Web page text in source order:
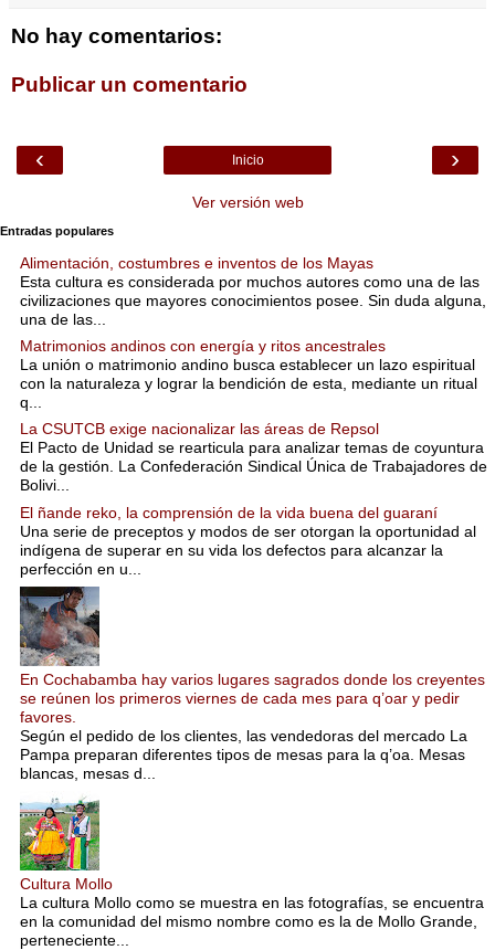
No hay comentarios:
Publicar un comentario
‹ ›
Inicio
Ver versión web
Entradas populares
Alimentación, costumbres e inventos de los Mayas
Esta cultura es considerada por muchos autores como una de las
civilizaciones que mayores conocimientos posee. Sin duda alguna,
una de las...
Matrimonios andinos con energía y ritos ancestrales
La unión o matrimonio andino busca establecer un lazo espiritual
con la naturaleza y lograr la bendición de esta, mediante un ritual
q...
La CSUTCB exige nacionalizar las áreas de Repsol
El Pacto de Unidad se rearticula para analizar temas de coyuntura
de la gestión. La Confederación Sindical Única de Trabajadores de
Bolivi...
El ñande reko, la comprensión de la vida buena del guaraní
Una serie de preceptos y modos de ser otorgan la oportunidad al
indígena de superar en su vida los defectos para alcanzar la
perfección en u...
En Cochabamba hay varios lugares sagrados donde los creyentes
se reúnen los primeros viernes de cada mes para q’oar y pedir
favores.
Según el pedido de los clientes, las vendedoras del mercado La
Pampa preparan diferentes tipos de mesas para la q’oa. Mesas
blancas, mesas d...
Cultura Mollo
La cultura Mollo como se muestra en las fotografías, se encuentra
en la comunidad del mismo nombre como es la de Mollo Grande,
perteneciente...